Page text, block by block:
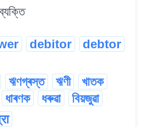
debitor
debtor
ঋণগ্ৰস্ত ঋণী
খাতক
ধাৰণক ধৰুৱা বিয়জুৱা